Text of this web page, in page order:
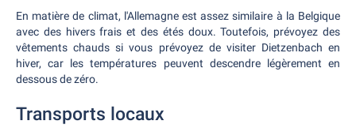
En matière de climat, l'Allemagne est assez similaire à la Belgique
avec des hivers frais et des étés doux. Toutefois, prévoyez des
vêtements chauds si vous prévoyez de visiter Dietzenbach en
hiver, car les températures peuvent descendre légèrement en
dessous de zéro.
Transports locaux